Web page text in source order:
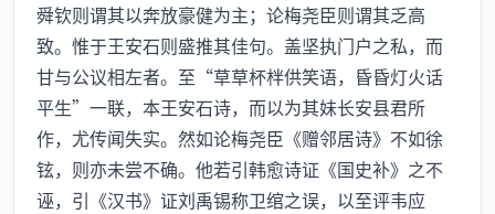
舜钦则谓其以奔放豪健为主；论梅尧臣则谓其乏高
致。惟于王安石则盛推其佳句。盖坚执门户之私，而
甘与公议相左者。至“草草杯柈供笑语，昏昏灯火话
平生”一联，本王安石诗，而以为其妹长安县君所
作，尤传闻失实。然如论梅尧臣《赠邻居诗》不如徐
铉，则亦未尝不确。他若引韩愈诗证《国史补》之不
诬，引《汉书》证刘禹锡称卫绾之误，以至评韦应